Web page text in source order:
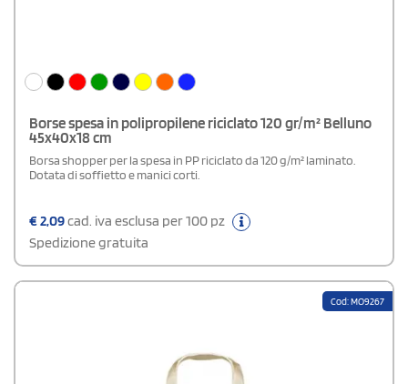
Borse spesa in polipropilene riciclato 120 gr/m² Belluno
45x40x18 cm
Borsa shopper per la spesa in PP riciclato da 120 g/m² laminato.
Dotata di soffietto e manici corti.
€2,09cad. iva esclusa per 100 pz
Spedizione gratuita
Cod: MO9267